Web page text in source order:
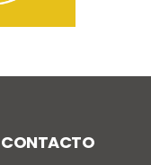
CONTACTO